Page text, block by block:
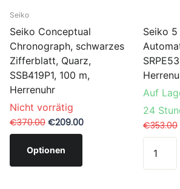
Seiko
Seiko Conceptual
Chronograph, schwarzes
Zifferblatt, Quarz,
SSB419P1, 100 m,
Herrenuhr
Nicht vorrätig
€370.00 €209.00
Optionen
Seiko
Auf
24
€353.00